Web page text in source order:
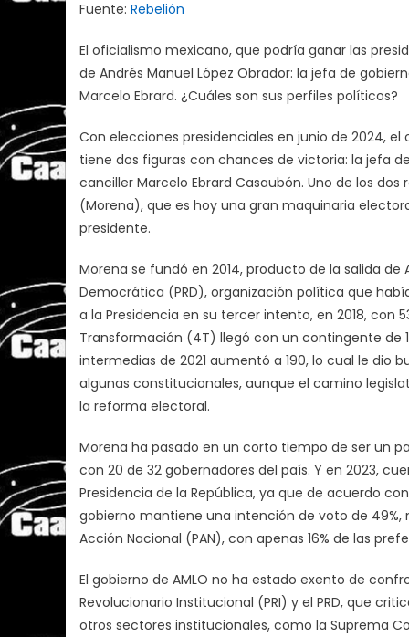
Fuente: Rebelión
El oficialismo mexicano, que podría ganar las
de Andrés Manuel López Obrador: la jefa de
Marcelo Ebrard. ¿Cuáles son sus perfiles políticos?
Con elecciones presidenciales en junio de 2024,
tiene dos figuras con chances de victoria: la jefa
canciller Marcelo Ebrard Casaubón. Uno de los
(Morena), que es hoy una gran maquinaria
presidente.
Morena se fundó en 2014, producto de la salida de
Democrática (PRD), organización política que
a la Presidencia en su tercer intento, en 2018, con
Transformación (4T) llegó con un contingente de
intermedias de 2021 aumentó a 190, lo cual le dio
algunas constitucionales, aunque el camino
la reforma electoral.
Morena ha pasado en un corto tiempo de ser un
con 20 de 32 gobernadores del país. Y en 2023,
Presidencia de la República, ya que de acuerdo
gobierno mantiene una intención de voto de
Acción Nacional (PAN), con apenas 16% de las
El gobierno de AMLO no ha estado exento de
Revolucionario Institucional (PRI) y el PRD, que
otros sectores institucionales, como la Suprema